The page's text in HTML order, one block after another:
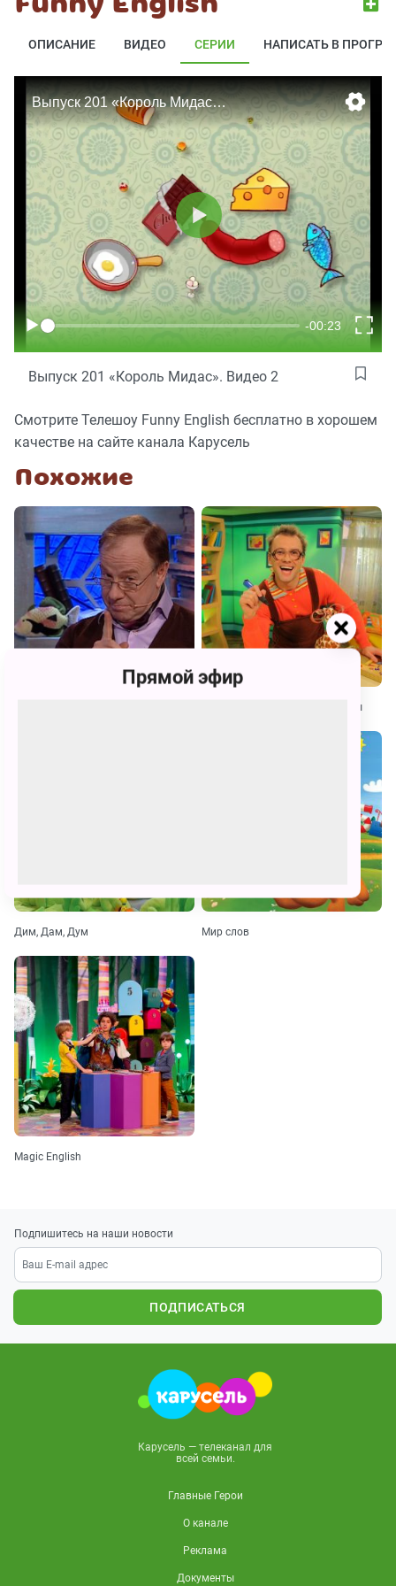
ОПИСАНИЕ ВИДЕО СЕРИИ НАПИСАТЬ В
Выпуск 201 «Король Мидас». Видео 2
Смотрите Телешоу Funny English бесплатно в хорошем
качестве на сайте канала Карусель
Похожие
Бериляка учится читать. Буквы
Дим, Дам, Дум Мир слов
Magic English
Подпишитесь на наши новости
ПОДПИСАТЬСЯ
Карусель — телеканал для
всей семьи.
Главные Герои
О канале
Реклама
Документы
Прямой эфир